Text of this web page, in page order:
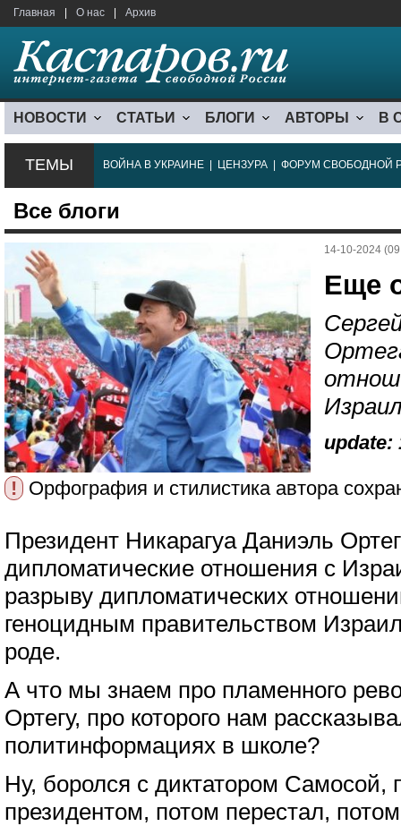
Главная О нас Архив
НОВОСТИ СТАТЬИ БЛОГИ АВТОРЫ В
ТЕМЫ ВОЙНА В УКРАИНЕ ЦЕНЗУРА ФОРУМ СВОБОДНОЙ
Все блоги
14-10-2024
Еще
update:
! Орфография и стилистика автора
Президент Никарагуа Даниэль
дипломатические отношения с
разрыву дипломатических
геноцидным правительством
роде.
А что мы знаем про пламенного
Ортегу, про которого нам
политинформациях в школе?
Ну, боролся с диктатором Самосой,
президентом, потом перестал,